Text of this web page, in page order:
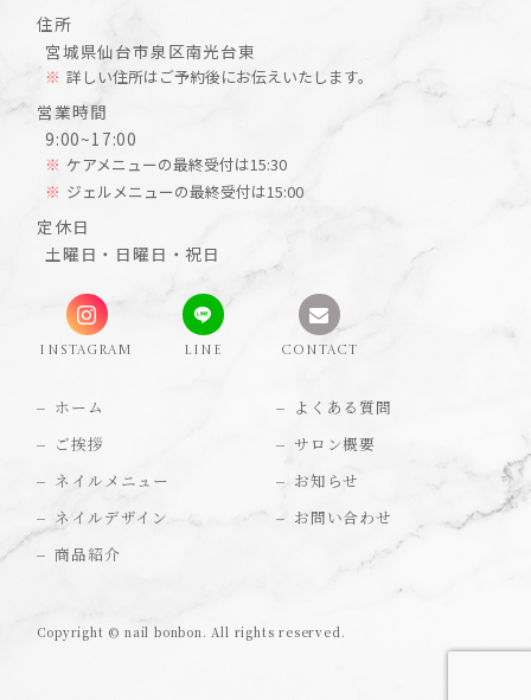
住所
宮城県仙台市泉区南光台東
詳しい住所はご予約後にお伝えいたします。
営業時間
9:00~17:00
ケアメニューの最終受付は15:30
ジェルメニューの最終受付は15:00
定休日
土曜日・日曜日・祝日
INSTAGRAM LINE CONTACT
ホーム
ご挨拶
ネイルメニュー
ネイルデザイン
商品紹介
よくある質問
サロン概要
お知らせ
お問い合わせ
Copyright © nail bonbon. All rights reserved.